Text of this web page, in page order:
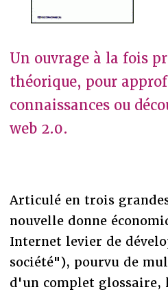
Un ouvrage à la fois
théorique, pour
connaissances ou
web 2.0.
Articulé en trois
nouvelle donne
Internet levier de
société"), pourvu de
d'un complet glossaire,